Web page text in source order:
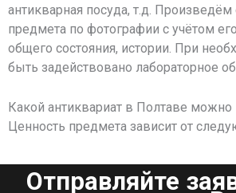
антикварная посуда, т.д. Произведём
предмета по фотографии с учётом
общего состояния, истории. При
быть задействовано лабораторное
Какой антиквариат в Полтаве можно
Ценность предмета зависит от
Отправляйте